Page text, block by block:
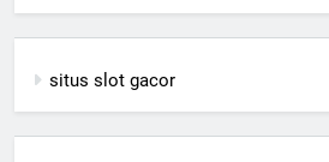
situs slot gacor